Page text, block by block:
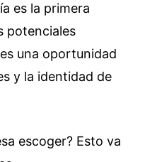
es la primera
potenciales
una oportunidad
y la identidad de